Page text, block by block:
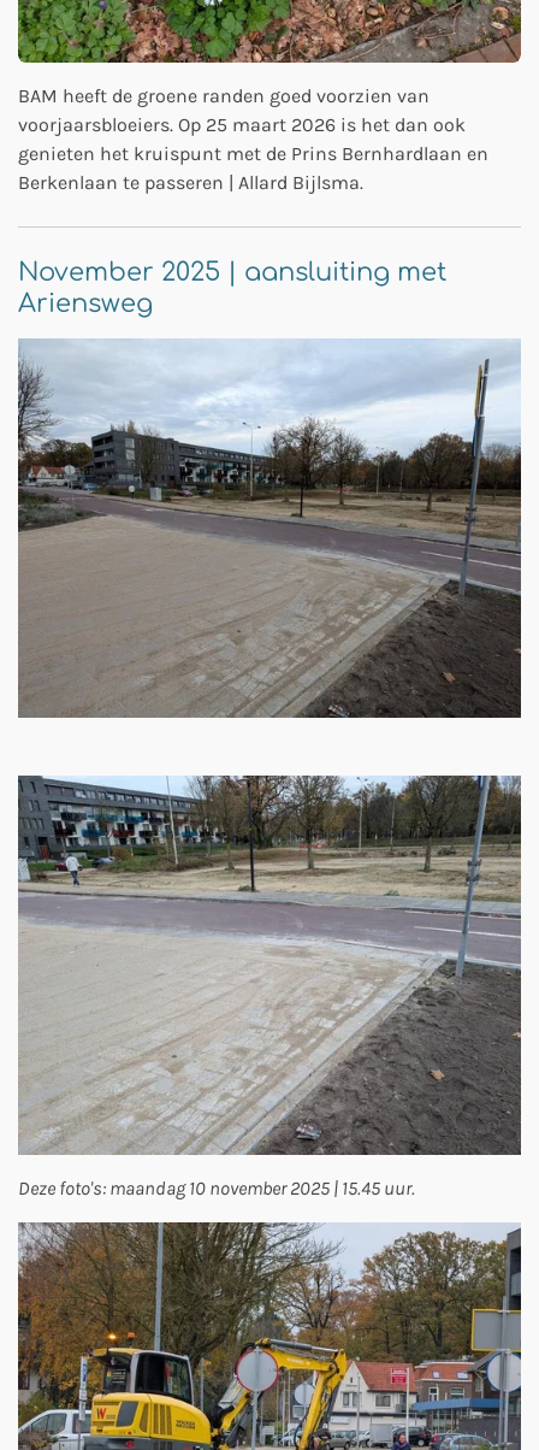
BAM heeft de groene randen goed voorzien van
voorjaarsbloeiers. Op 25 maart 2026 is het dan ook
genieten het kruispunt met de Prins Bernhardlaan en
Berkenlaan te passeren | Allard Bijlsma.
November 2025 | aansluiting met
Ariensweg
Deze foto's: maandag 10 november 2025 | 15.45 uur.